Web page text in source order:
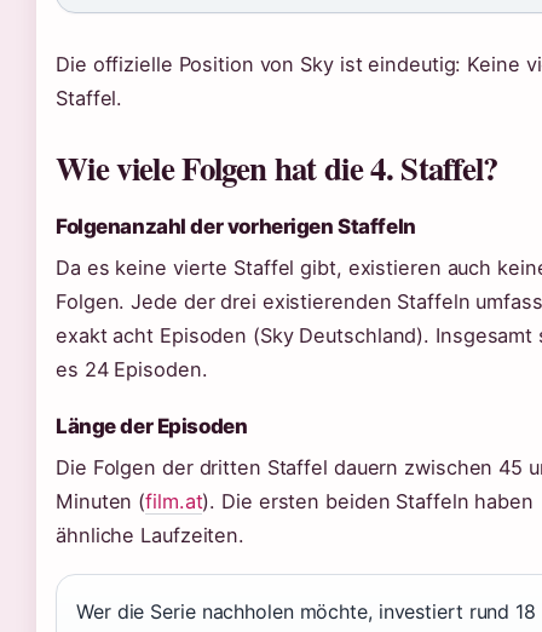
Die offizielle Position von Sky ist eindeutig: Keine
Staffel.
Wie viele Folgen hat die 4. Staffel?
Folgenanzahl der vorherigen Staffeln
Da es keine vierte Staffel gibt, existieren auch
Folgen. Jede der drei existierenden Staffeln
exakt acht Episoden (Sky Deutschland). Insgesamt
es 24 Episoden.
Länge der Episoden
Die Folgen der dritten Staffel dauern zwischen 45
Minuten (film.at). Die ersten beiden Staffeln haben
ähnliche Laufzeiten.
Wer die Serie nachholen möchte, investiert rund 18